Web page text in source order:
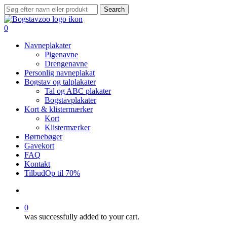
Skip
to
main
Search
Close
Search
search
0
Navneplakater
Pigenavne
Drengenavne
Personlig navneplakat
Bogstav og talplakater
Tal og ABC plakater
Bogstavplakater
Kort & klistermærker
Kort
Klistermærker
Børnebøger
Gavekort
FAQ
Kontakt
TilbudOp til 70%
0
was successfully added to your cart.